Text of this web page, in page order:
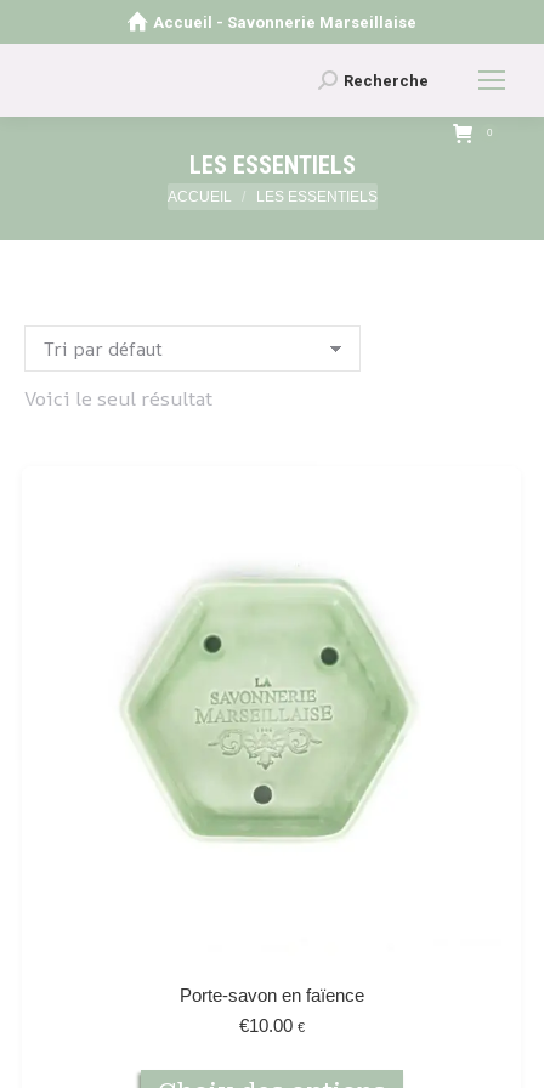
Accueil - Savonnerie Marseillaise
Recherche
:
Recherche
0
LES ESSENTIELS
Vous êtes ici :
ACCUEIL LES ESSENTIELS
Voici le seul résultat
Porte-savon en faïence
€10.00 €